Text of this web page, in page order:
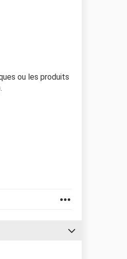
ou les produits